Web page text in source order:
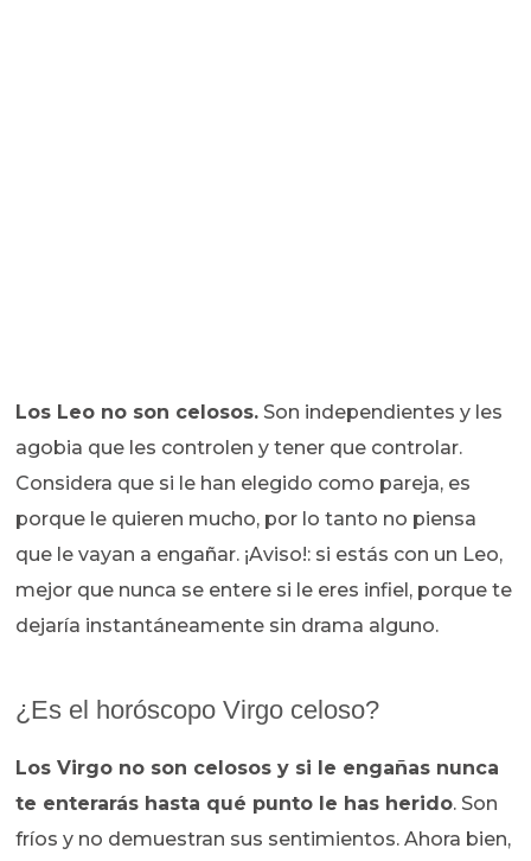
Los Leo no son celosos. Son independientes y les
agobia que les controlen y tener que controlar.
Considera que si le han elegido como pareja, es
porque le quieren mucho, por lo tanto no piensa
que le vayan a engañar. ¡Aviso!: si estás con un Leo,
mejor que nunca se entere si le eres infiel, porque te
dejaría instantáneamente sin drama alguno.
¿Es el horóscopo Virgo celoso?
Los Virgo no son celosos y si le engañas nunca
te enterarás hasta qué punto le has herido. Son
fríos y no demuestran sus sentimientos. Ahora bien,